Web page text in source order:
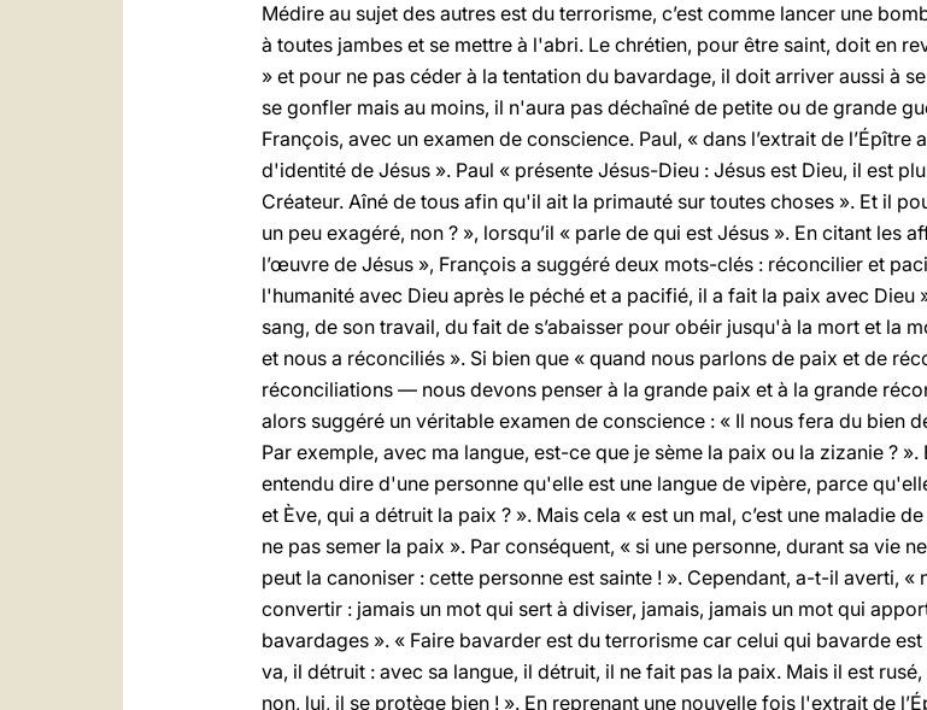
Médire au sujet des autres est du terrorisme, c’est comme lancer une
à toutes jambes et se mettre à l'abri. Le chrétien, pour être saint, doit en
» et pour ne pas céder à la tentation du bavardage, il doit arriver aussi à
se gonfler mais au moins, il n'aura pas déchaîné de petite ou de grande
François, avec un examen de conscience. Paul, « dans l’extrait de
d'identité de Jésus ». Paul « présente Jésus-Dieu : Jésus est Dieu, il est
Créateur. Aîné de tous afin qu'il ait la primauté sur toutes choses ». Et il
un peu exagéré, non ? », lorsqu’il « parle de qui est Jésus ». En citant les
l’œuvre de Jésus », François a suggéré deux mots-clés : réconcilier et
l'humanité avec Dieu après le péché et a pacifié, il a fait la paix avec Dieu
sang, de son travail, du fait de s’abaisser pour obéir jusqu'à la mort et la
et nous a réconciliés ». Si bien que « quand nous parlons de paix et de
réconciliations — nous devons penser à la grande paix et à la grande
alors suggéré un véritable examen de conscience : « Il nous fera du bien
Par exemple, avec ma langue, est-ce que je sème la paix ou la zizanie ?
entendu dire d'une personne qu'elle est une langue de vipère, parce
et Ève, qui a détruit la paix ? ». Mais cela « est un mal, c’est une maladie
ne pas semer la paix ». Par conséquent, « si une personne, durant sa vie
peut la canoniser : cette personne est sainte ! ». Cependant, a-t-il averti,
convertir : jamais un mot qui sert à diviser, jamais, jamais un mot qui
bavardages ». « Faire bavarder est du terrorisme car celui qui bavarde
va, il détruit : avec sa langue, il détruit, il ne fait pas la paix. Mais il est
non, lui, il se protège bien ! ». En reprenant une nouvelle fois l'extrait de